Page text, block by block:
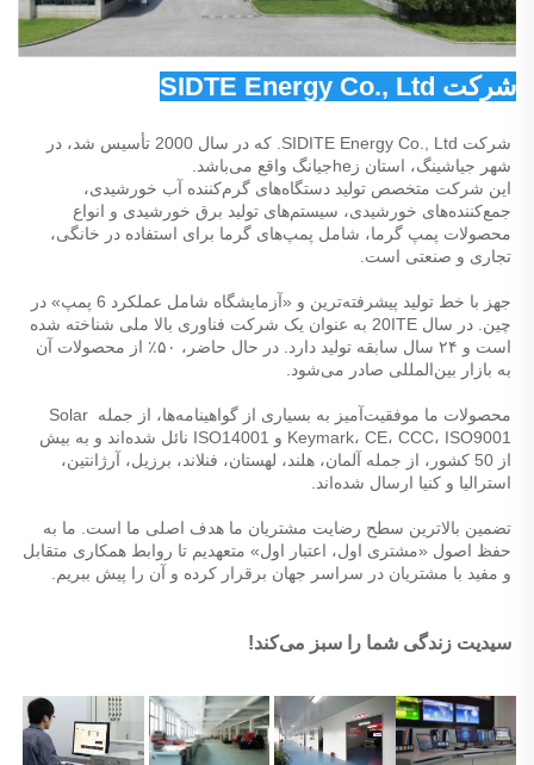
شرکت SIDTE Energy Co., Ltd
شهر جیا‌شینگ، استان زheجیانگ واقع می‌باشد.
تجاری و صنعتی است.
به بازار بین‌المللی صادر می‌شود.
محصولات ما موفقیت‌آمیز به بسیاری از گواهینامه‌ها، از جمله Solar
استرالیا و کنیا ارسال شده‌اند.
و مفید با مشتریان در سراسر جهان برقرار کرده و آن را پیش ببریم.
سیدیت زندگی شما را سبز می‌کند!